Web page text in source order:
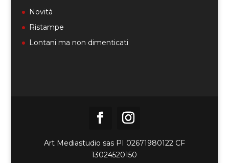
Novità
Ristampe
Lontani ma non dimenticati
Art Mediastudio sas PI 02671980122 CF
13024520150